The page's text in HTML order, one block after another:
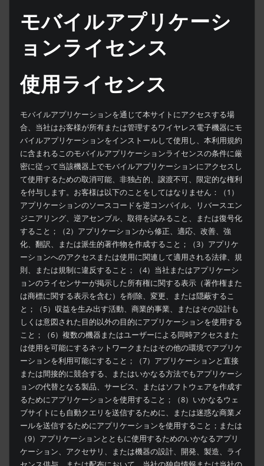
モバイルアプリケーシ
ョンライセンス
使用ライセンス
モバイルアプリケーションを通じて本サイトにアクセスする場
合、当社はお客様が所有または管理するワイヤレス電子機器にモ
バイルアプリケーションをインストールして使用し、本利用規約
に含まれるこのモバイルアプリケーションライセンスの条件に厳
密に従って当該機器上でモバイルアプリケーションにアクセスし
て使用するための取消可能、非独占的、譲渡不可、限定的な権利
を付与します。お客様は以下のことをしてはなりません：（1）
アプリケーションのソースコードを逆コンパイル、リバースエン
ジニアリング、逆アセンブル、取得を試みること、または復号化
すること；（2）アプリケーションから修正、適応、改善、強
化、翻訳、または派生的著作物を作成すること；（3）アプリケ
ーションへのアクセスまたは使用に関連して適用される法律、規
則、または規制に違反すること；（4）当社またはアプリケーシ
ョンのライセンサーが掲示した所有権に関する表示（著作権また
は商標に関する表示を含む）を削除、変更、または隠蔽するこ
と；（5）収益を生み出す活動、商業的事業、またはその設計も
しくは意図された目的以外の目的にアプリケーションを使用する
こと；（6）複数の機器またはユーザーによる同時アクセスまた
は使用を可能にするネットワークまたはその他の環境でアプリケ
ーションを利用可能にすること；（7）アプリケーションと直接
または間接的に競合する、またはいかなる方法でもアプリケーシ
ョンの代替となる製品、サービス、またはソフトウェアを作成す
るためにアプリケーションを使用すること；（8）いかなるウェ
ブサイトにも自動クエリを送信するために、または迷惑な商業メ
ールを送信するためにアプリケーションを使用すること；または
（9）アプリケーションとともに使用するためのいかなるアプリ
ケーション、アクセサリ、または機器の設計、開発、製造、ライ